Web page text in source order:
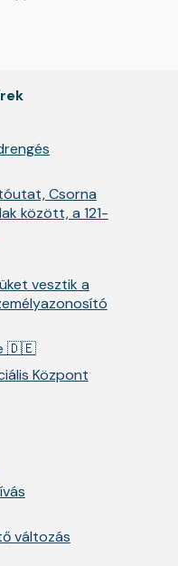
Csorna
között, a 121-
vesztik a
🇩🇪
Központ
változás